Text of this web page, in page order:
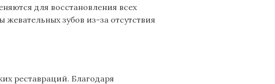
для восстановления всех
зубов из-за отсутствия
реставраций. Благодаря